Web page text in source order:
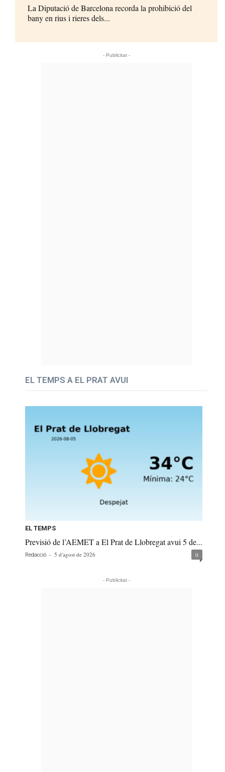
La Diputació de Barcelona recorda la prohibició del
bany en rius i rieres dels...
- Publicitat -
EL TEMPS A EL PRAT AVUI
EL TEMPS
Previsió de l’AEMET a El Prat de Llobregat avui 5 de...
Redacció - 5 d'agost de 2026 0
- Publicitat -